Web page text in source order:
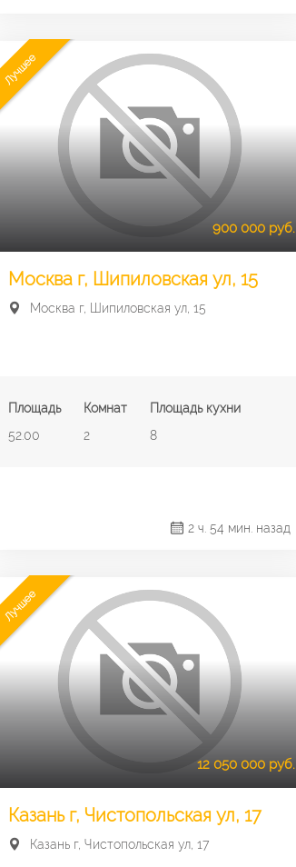
Лучшее
900 000 руб.
Москва г, Шипиловская ул, 15
Москва г, Шипиловская ул, 15
Площадь
52.00
Комнат
2
Площадь кухни
8
2 ч. 54 мин. назад
Лучшее
12 050 000 руб.
Казань г, Чистопольская ул, 17
Казань г, Чистопольская ул, 17